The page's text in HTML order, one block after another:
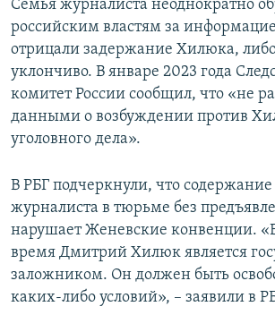
Семья журналиста неоднократно
российским властям за
отрицали задержание Хилюка,
уклончиво. В январе 2023 года
комитет России сообщил, что «не
данными о возбуждении против
уголовного дела».
В РБГ подчеркнули, что
журналиста в тюрьме без
нарушает Женевские конвенции.
время Дмитрий Хилюк является
заложником. Он должен быть
каких-либо условий», – заявили в